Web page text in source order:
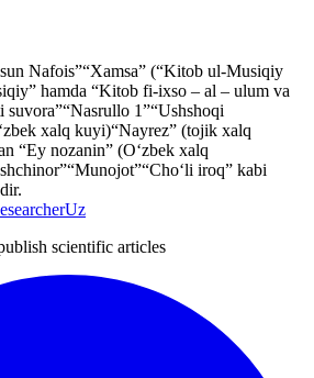
Nafois”“Xamsa” (“Kitob ul-Musiqiy
hamda “Kitob fi-ixso – al – ulum va
suvora”“Nasrullo 1”“Ushshoqi
xalq kuyi)“Nayrez” (tojik xalq
“Ey nozanin” (O‘zbek xalq
“Munojot”“Cho‘li iroq” kabi
scientific articles